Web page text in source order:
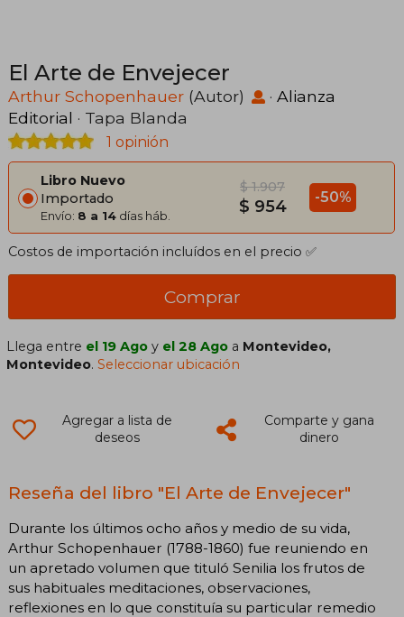
El Arte de Envejecer
Arthur Schopenhauer (Autor) · Alianza
Editorial · Tapa Blanda
1 opinión
Libro Nuevo
Importado
Envío: 8 a 14 días háb.
$ 1.907
$ 954 -50%
Costos de importación incluídos en el precio ✅
Comprar
Llega entre el 19 Ago y el 28 Ago a Montevideo,
Montevideo.Seleccionar ubicación
Agregar a lista de
deseos
Comparte y gana
dinero
Reseña del libro "El Arte de Envejecer"
Durante los últimos ocho años y medio de su vida,
Arthur Schopenhauer (1788-1860) fue reuniendo en
un apretado volumen que tituló Senilia los frutos de
sus habituales meditaciones, observaciones,
reflexiones en lo que constituía su particular remedio